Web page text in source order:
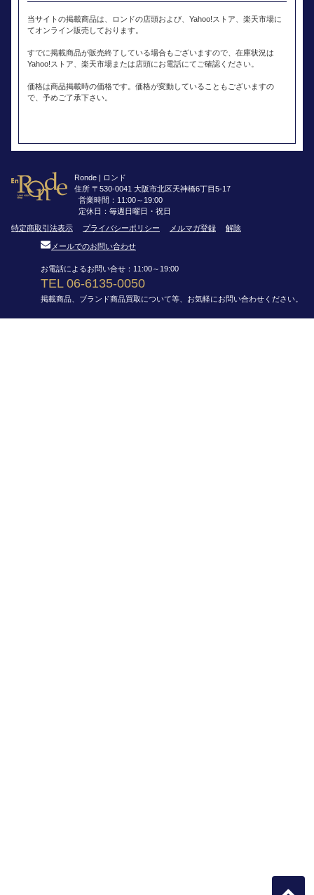
当サイトの掲載商品は、ロンドの店頭および、Yahoo!ストア、楽天市場に
てオンライン販売しております。
すでに掲載商品が販売終了している場合もございますので、在庫状況は
Yahoo!ストア、楽天市場または店頭にお電話にてご確認ください。
価格は商品掲載時の価格です。価格が変動していることもございますの
で、予めご了承下さい。
Ronde | ロンド
住所 〒530-0041 大阪市北区天神橋6丁目5-17
営業時間：11:00～19:00
定休日：毎週日曜日・祝日
特定商取引法表示
プライバシーポリシー メルマガ登録 解除
メールでのお問い合わせ
お電話によるお問い合せ：11:00～19:00
TEL 06-6135-0050
掲載商品、ブランド商品買取について等、お気軽にお問い合わせください。